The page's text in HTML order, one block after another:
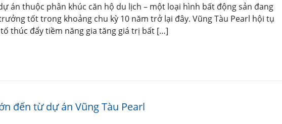
án thuộc phân khúc căn hộ du lịch – một loại hình bất động sản đang
tốt trong khoảng chu kỳ 10 năm trở lại đây. Vũng Tàu Pearl hội tụ
thúc đẩy tiềm năng gia tăng giá trị bất […]
đến từ dự án Vũng Tàu Pearl